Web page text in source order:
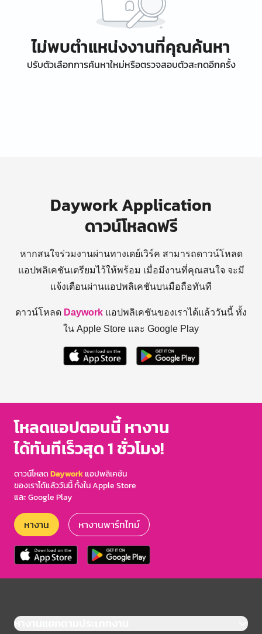
ไม่พบตำแหน่งงานที่คุณค้นหา
ปรับตัวเลือกการค้นหาใหม่หรือตรวจสอบตัวสะกดอีกครั้ง
Daywork Application
ดาวน์โหลดฟรี
หากสนใจร่วมงานผ่านทางเดย์เวิร์ค สามารถดาวน์โหลด
แอปพลิเคชันเตรียมไว้ให้พร้อม เมื่อมีงานที่คุณสนใจ จะมี
แจ้งเตือนผ่านแอปพลิเคชันบนมือถือทันที
ดาวน์โหลด Daywork แอปพลิเคชันของเราได้แล้ววันนี้ ทั้ง
ใน Apple Store และ Google Play
โหลดแอปตอนนี้ หางาน
ได้ทันทีเร็วสุด 1 ชั่วโมง!
ดาวน์โหลดDayworkแอปพลิเคชัน
ของเราได้แล้ววันนี้ ทั้งใน Apple Store
และ Google Play
หางาน หางานพาร์ทไทม์
หางานแยกตามประเภทงาน